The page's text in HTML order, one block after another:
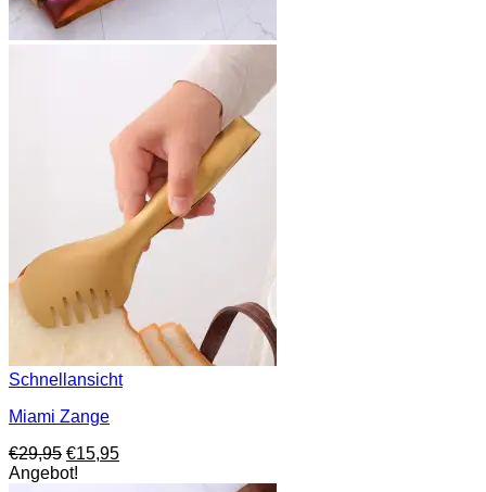
Schnellansicht
Miami Zange
€29,95 Ursprünglicher
Preis
€15,95Aktueller
Angebot!